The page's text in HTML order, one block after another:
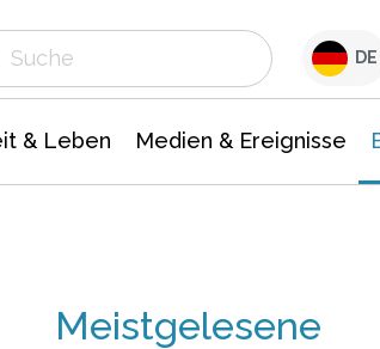
DE
& Leben Medien & Ereignisse
Meistgelesene